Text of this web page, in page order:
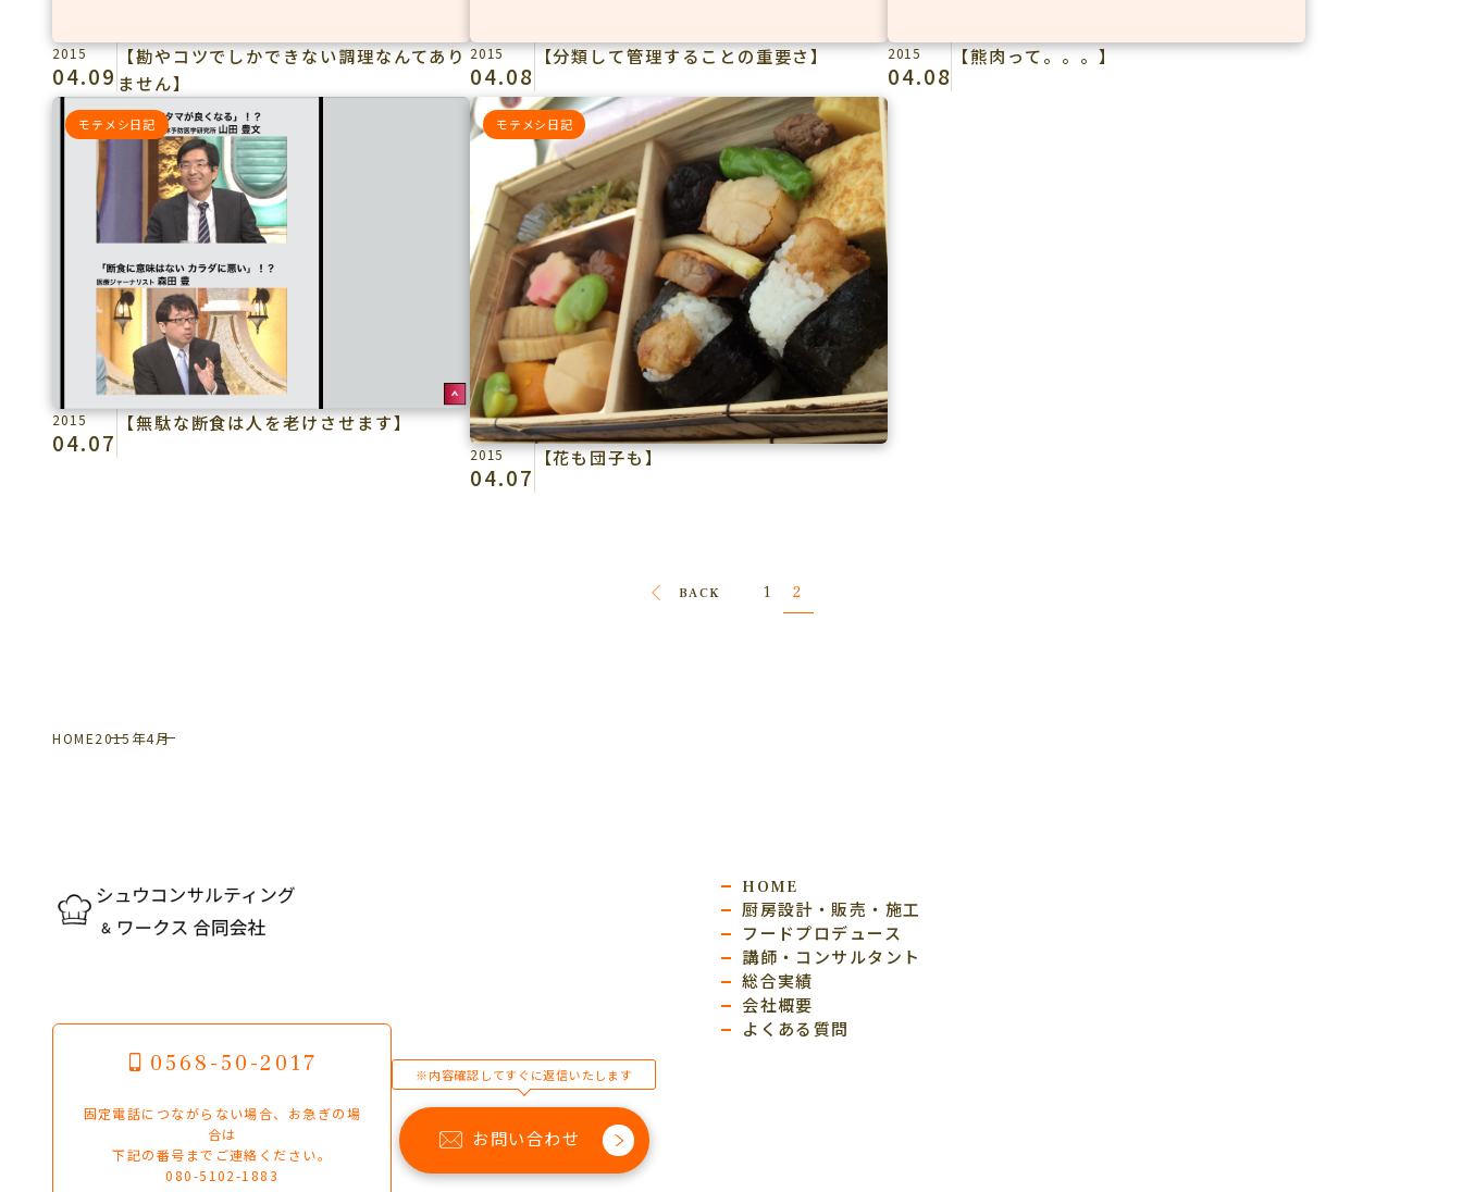
2015
04.09
【勘やコツでしかできない調理なんてあり
ません】
2015
04.08
【分類して管理することの重要さ】 2015
04.08
【熊肉って。。。】
モテメシ日記
2015
04.07
【無駄な断食は人を老けさせます】
モテメシ日記
2015
04.07
【花も団子も】
BACK 1 2
HOME2015年4月
0568-50-2017
固定電話につながらない場合、お急ぎの場
合は
下記の番号までご連絡ください。
080-5102-1883
※内容確認してすぐに返信いたします
お問い合わせ
HOME
厨房設計・販売・施工
フードプロデュース
講師・コンサルタント
総合実績
会社概要
よくある質問